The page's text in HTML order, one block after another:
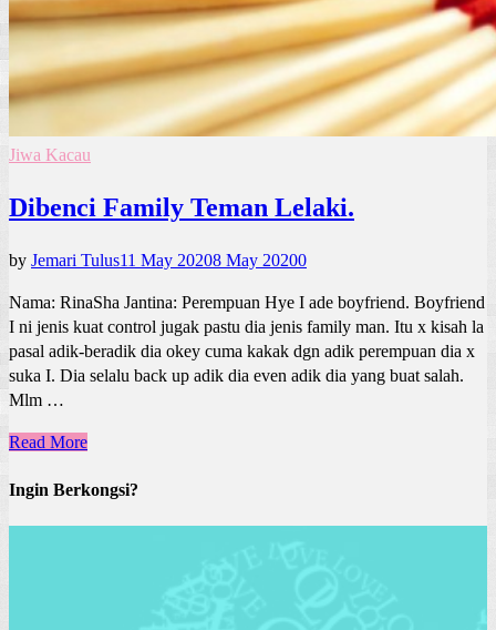
Jiwa Kacau
Dibenci Family Teman Lelaki.
by Jemari Tulus11 May 20208 May 20200
Nama: RinaSha Jantina: Perempuan Hye I ade boyfriend. Boyfriend
I ni jenis kuat control jugak pastu dia jenis family man. Itu x kisah la
pasal adik-beradik dia okey cuma kakak dgn adik perempuan dia x
suka I. Dia selalu back up adik dia even adik dia yang buat salah.
Mlm …
Read More
Ingin Berkongsi?